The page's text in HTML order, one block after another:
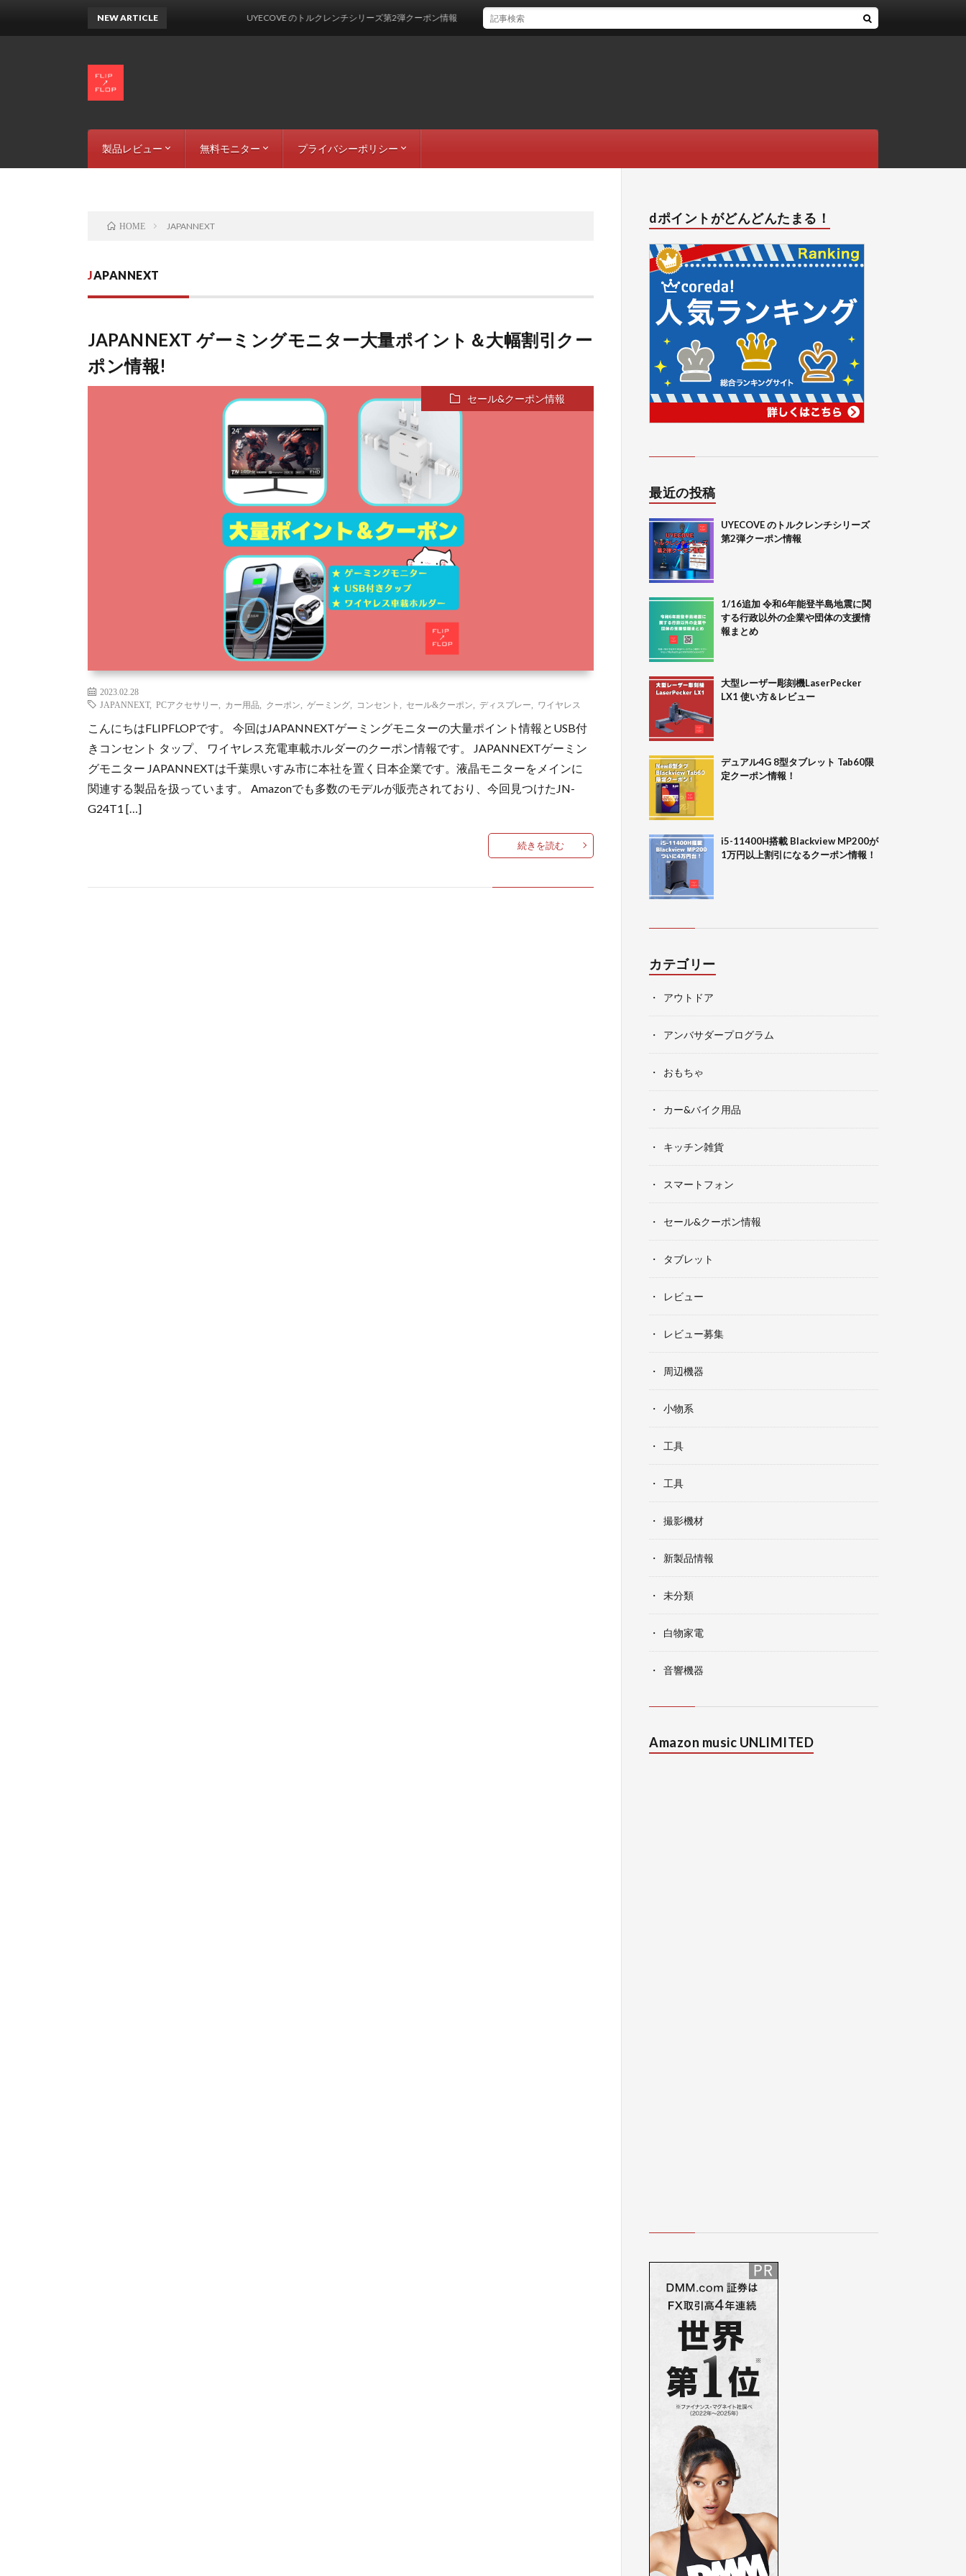
製品レビュー 無料モニター プライバシーポリシー
NEW ARTICLE UYECOVE のトルクレンチシリーズ第2弾クーポン情報
HOME JAPANNEXT
JAPANNEXT
JAPANNEXT ゲーミングモニター大量ポイント＆大幅割引クー
ポン情報!
セール&クーポン情報
2023.02.28
JAPANNEXT, PCアクセサリー カー用品 クーポン ゲーミング コンセント セール&クーポン ディスプレー ワイヤレス
こんにちはFLIPFLOPです。 今回はJAPANNEXTゲーミングモニターの大量ポイント情報とUSB付
きコンセント タップ、 ワイヤレス充電車載ホルダーのクーポン情報です。 JAPANNEXTゲーミン
グモニター JAPANNEXTは千葉県いすみ市に本社を置く日本企業です。液晶モニターをメインに
関連する製品を扱っています。 Amazonでも多数のモデルが販売されており、今回見つけたJN-
G24T1 […]
続きを読む
dポイントがどんどんたまる！
最近の投稿
UYECOVE のトルクレンチシリーズ
第2弾クーポン情報
1/16追加 令和6年能登半島地震に関
する行政以外の企業や団体の支援情
報まとめ
大型レーザー彫刻機LaserPecker
LX1 使い方＆レビュー
デュアル4G 8型タブレット Tab60限
定クーポン情報！
i5-11400H搭載 Blackview MP200が
1万円以上割引になるクーポン情報！
カテゴリー
アウトドア
アンバサダープログラム
おもちゃ
カー&バイク用品
キッチン雑貨
スマートフォン
セール&クーポン情報
タブレット
レビュー
レビュー募集
周辺機器
小物系
工具
工具
撮影機材
新製品情報
未分類
白物家電
音響機器
Amazon music UNLIMITED